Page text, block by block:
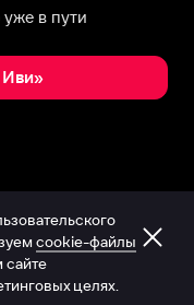
в пути
cookie-файлы
сайте
целях.